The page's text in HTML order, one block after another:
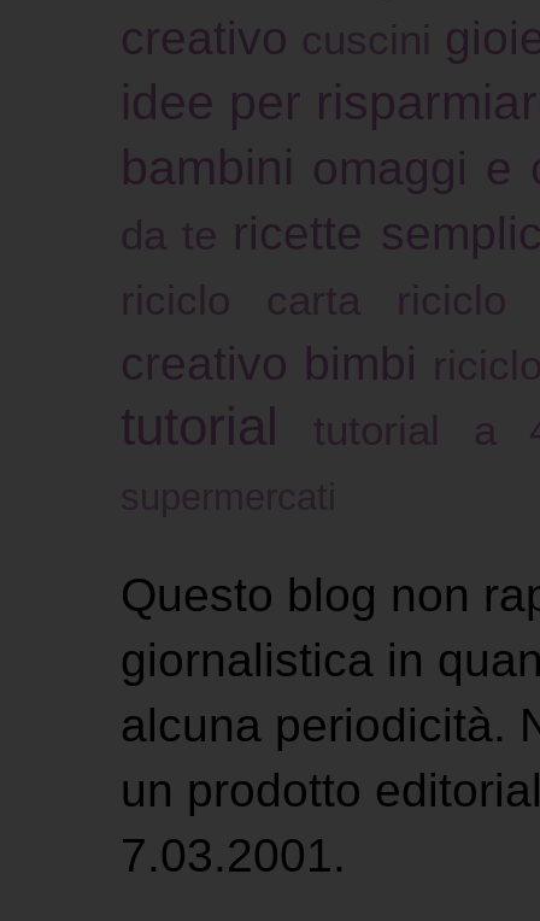
creativo cuscini
idee per
bambini omaggi e
da te ricette
riciclo carta riciclo
creativo bimbi
tutorial tutorial a
Questo blog non
giornalistica in
alcuna periodicità.
un prodotto
7.03.2001.